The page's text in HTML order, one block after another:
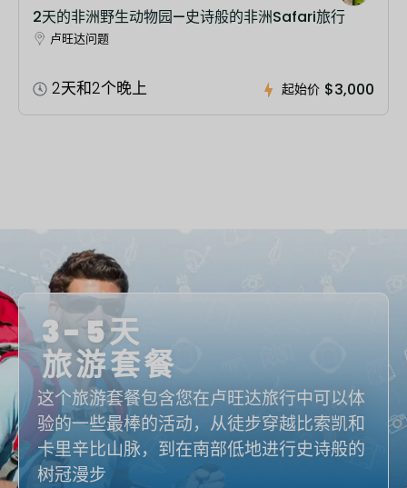
2天的非洲野生动物园—史诗般的非洲Safari旅行
卢旺达问题
2天和2个晚上 起始价 $3,000
3-5天
旅游套餐
这个旅游套餐包含您在卢旺达旅行中可以体
验的一些最棒的活动，从徒步穿越比索凯和
卡里辛比山脉，到在南部低地进行史诗般的
树冠漫步